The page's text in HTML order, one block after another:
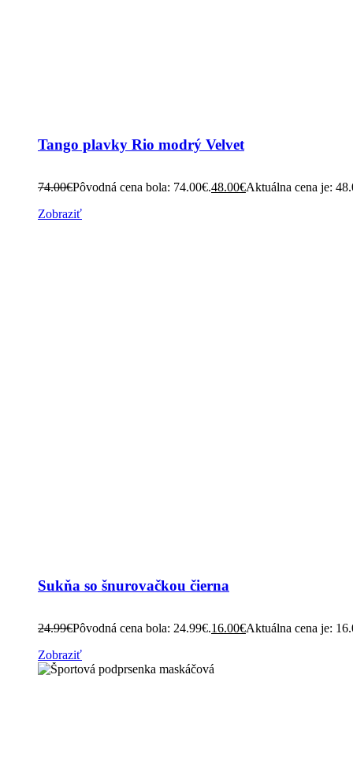
Tango plavky Rio modrý Velvet
74.00€Pôvodná cena bola: 74.00€.48.00€Aktuálna cena je:
Zobraziť
Sukňa so šnurovačkou čierna
24.99€Pôvodná cena bola: 24.99€.16.00€Aktuálna cena je:
Zobraziť